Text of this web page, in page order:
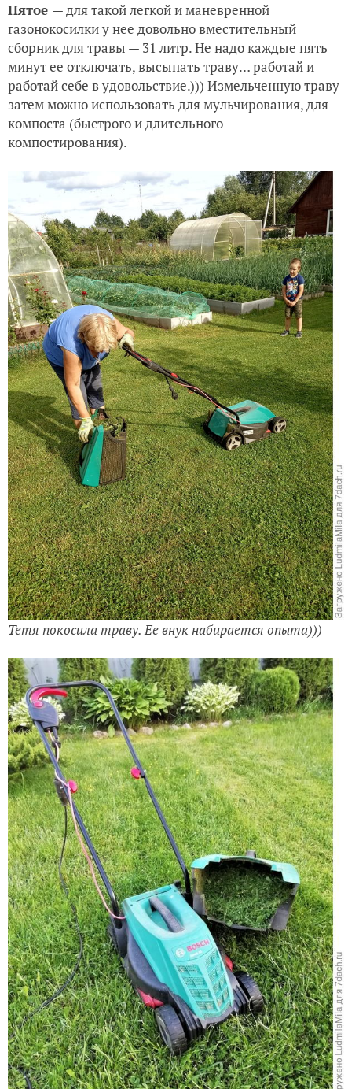
Пятое — для такой легкой и маневренной
газонокосилки у нее довольно вместительный
сборник для травы — 31 литр. Не надо каждые пять
минут ее отключать, высыпать траву… работай и
работай себе в удовольствие.))) Измельченную траву
затем можно использовать для мульчирования, для
компоста (быстрого и длительного
компостирования).
Тетя покосила траву. Ее внук набирается опыта)))